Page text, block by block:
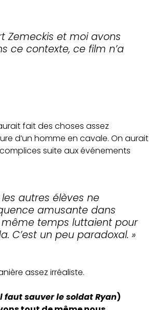
Zemeckis et moi avons
ce contexte, ce film n’a
fait des choses assez
d’un homme en cavale. On aurait
suite aux événements
autres élèves ne
amusante dans
temps luttaient pour
C’est un peu paradoxal. »
assez irréaliste.
faut sauver le soldat Ryan)